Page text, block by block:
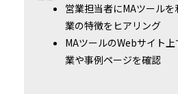
営業担当者にMAツール
業の特徴をヒアリング
MAツールのWebサイト
業や事例ページを確認